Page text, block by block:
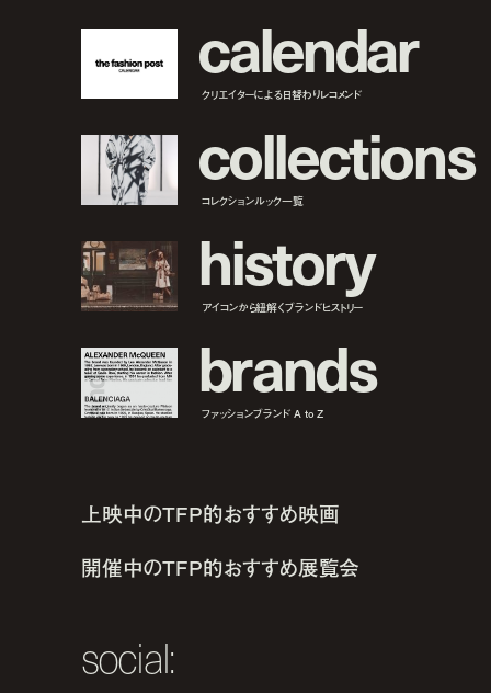
calendar
クリエイターによる日替わりレコメンド
collections
コレクションルック一覧
history
アイコンから紐解くブランドヒストリー
brands
ファッションブランド A to Z
上映中のTFP的おすすめ映画
開催中のTFP的おすすめ展覧会
social: